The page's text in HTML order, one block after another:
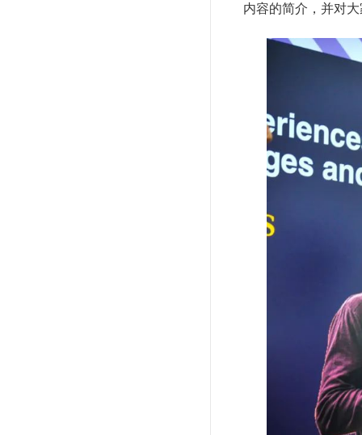
内容的简介，并对